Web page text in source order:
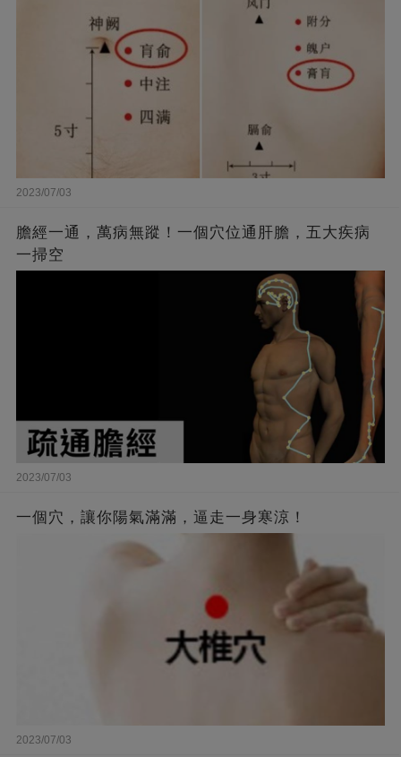
2023/07/03
膽經一通，萬病無蹤！一個穴位通肝膽，五大疾病
一掃空
2023/07/03
一個穴，讓你陽氣滿滿，逼走一身寒涼！
2023/07/03